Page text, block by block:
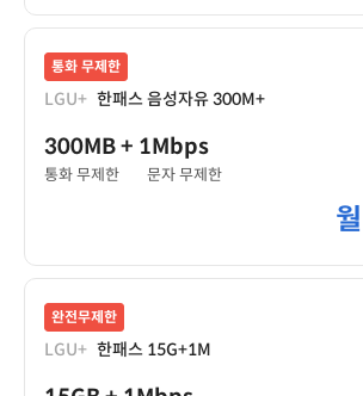
통화 무제한
LGU+ 한패스 음성자유 300M+
300MB+ 1Mbps
통화 무제한 문자 무제한
월
완전무제한
LGU+ 한패스 15G+1M